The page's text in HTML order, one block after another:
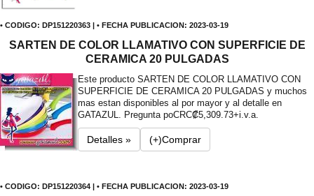
• CODIGO: DP151220363 | • FECHA PUBLICACION: 2023-03-19
SARTEN DE COLOR LLAMATIVO CON SUPERFICIE DE
CERAMICA 20 PULGADAS
Este producto SARTEN DE COLOR LLAMATIVO CON
SUPERFICIE DE CERAMICA 20 PULGADAS y muchos
mas estan disponibles al por mayor y al detalle en
GATAZUL. Pregunta poCRC₡5,309.73+i.v.a.
Detalles » (+)Comprar
• CODIGO: DP151220364 | • FECHA PUBLICACION: 2023-03-19